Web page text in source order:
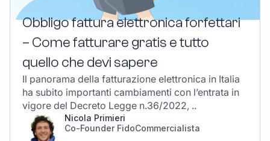
Obbligo fattura elettronica forfettari
– Come fatturare gratis e tutto
quello che devi sapere
Il panorama della fatturazione elettronica in Italia
ha subito importanti cambiamenti con l’entrata in
vigore del Decreto Legge n.36/2022, ..
Nicola Primieri
Co-Founder FidoCommercialista